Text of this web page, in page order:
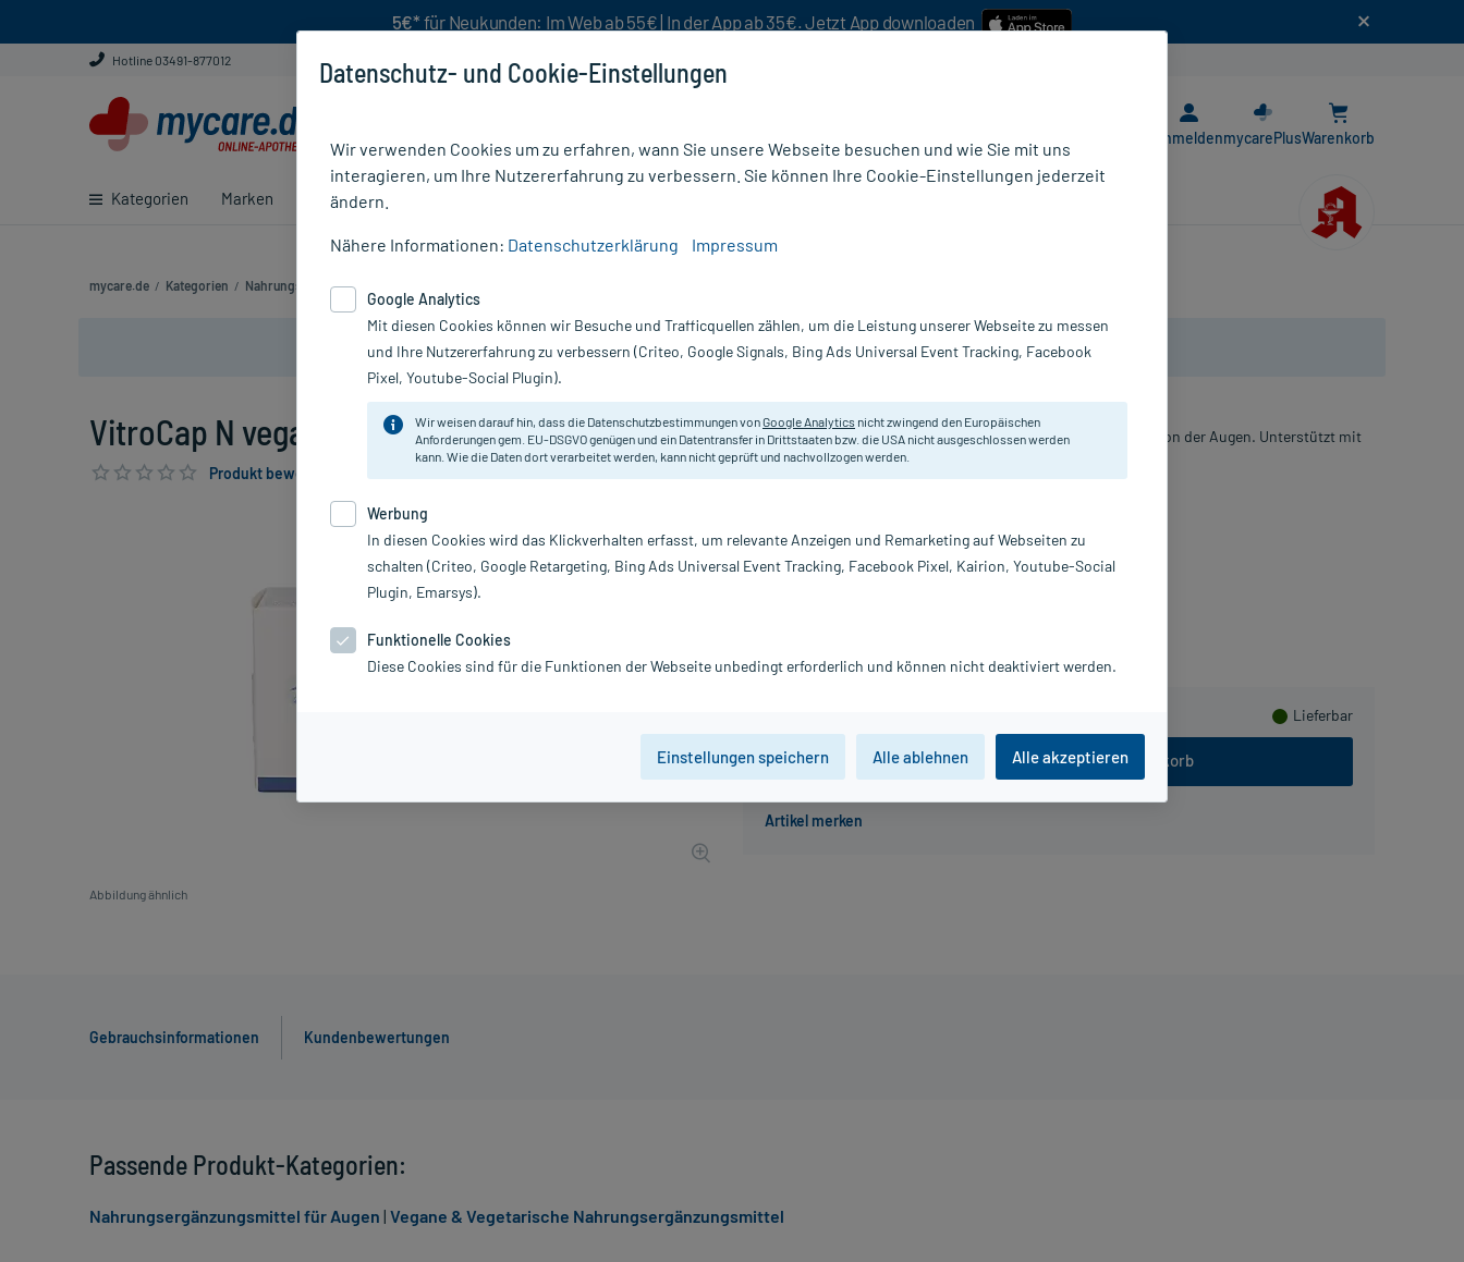
5€* für Neukunden: Im Web ab 55€ | In der App ab 35€. Jetzt App downloaden
Hotline 03491-877012
Kategorien Marken Ratgeber
AnmeldenmycarePlusWarenkorb
mycare.de / Kategorien / Nahrungsergänzung
Nur für kurze Zeit:Gratis-Versand* ab 19€ Mindestbestellwert!
VitroCap N vegan Kapseln, 90 St
Produkt bewerten & PlusHerzen sichern
Abbildung ähnlich
inkl. MwSt. Gratis-Versand innerhalb D.
Lieferbar
In den Warenkorb
Bilanzierte Diät zum Diätmanagement bei Glaskörperdegeneration der Augen. Unterstützt mit
spezifischen Mikronährstoffen die Augengesundheit.
PZN:
16688004
Hersteller:
ebiga-VISION GmbH
Gebrauchsinformationen Kundenbewertungen
Passende Produkt-Kategorien:
Nahrungsergänzungsmittel für Augen | Vegane & Vegetarische Nahrungsergänzungsmittel
Datenschutz- und Cookie-Einstellungen
Wir verwenden Cookies um zu erfahren, wann Sie unsere Webseite besuchen und wie Sie mit uns
interagieren, um Ihre Nutzererfahrung zu verbessern. Sie können Ihre Cookie-Einstellungen jederzeit
ändern.
Nähere Informationen: Datenschutzerklärung Impressum
Google Analytics
Mit diesen Cookies können wir Besuche und Trafficquellen zählen, um die Leistung unserer Webseite zu messen
und Ihre Nutzererfahrung zu verbessern (Criteo, Google Signals, Bing Ads Universal Event Tracking, Facebook
Pixel, Youtube-Social Plugin).
Wir weisen darauf hin, dass die Datenschutzbestimmungen vonGoogle Analytics nicht zwingend den Europäischen
Anforderungen gem. EU-DSGVO genügen und ein Datentransfer in Drittstaaten bzw. die USA nicht ausgeschlossen werden
kann. Wie die Daten dort verarbeitet werden, kann nicht geprüft und nachvollzogen werden.
Werbung
In diesen Cookies wird das Klickverhalten erfasst, um relevante Anzeigen und Remarketing auf Webseiten zu
schalten (Criteo, Google Retargeting, Bing Ads Universal Event Tracking, Facebook Pixel, Kairion, Youtube-Social
Plugin, Emarsys).
Funktionelle Cookies
Diese Cookies sind für die Funktionen der Webseite unbedingt erforderlich und können nicht deaktiviert werden.
Einstellungen speichern Alle ablehnen Alle akzeptieren